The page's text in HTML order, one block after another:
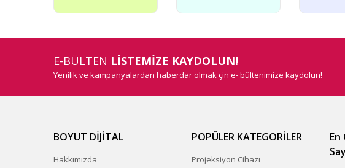
E-BÜLTEN LİSTEMİZE KAYDOLUN!
Yenilik ve kampanyalardan haberdar olmak çin e- bültenimize kaydolun!
BOYUT DİJİTAL
Hakkımızda
POPÜLER KATEGORİLER
Projeksiyon Cihazı
En